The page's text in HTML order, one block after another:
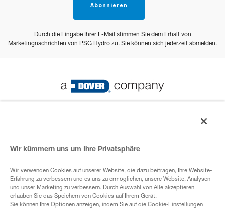
Abonnieren
Durch die Eingabe Ihrer E-Mail stimmen Sie dem Erhalt von
Marketingnachrichten von PSG Hydro zu. Sie können sich jederzeit abmelden.
Datenschutz-Bestimmungen
ADover- Unternehmen
Wir kümmern uns um Ihre Privatsphäre
Wir verwenden Cookies auf unserer Website, die dazu beitragen, Ihre Website-
Erfahrung zu verbessern und es uns zu ermöglichen, unsere Website, Analysen
und unser Marketing zu verbessern. Durch Auswahl von Alle akzeptieren
erlauben Sie das Speichern von Cookies auf Ihrem Gerät.
Sie können Ihre Optionen anzeigen, indem Sie auf die Cookie-Einstellungen